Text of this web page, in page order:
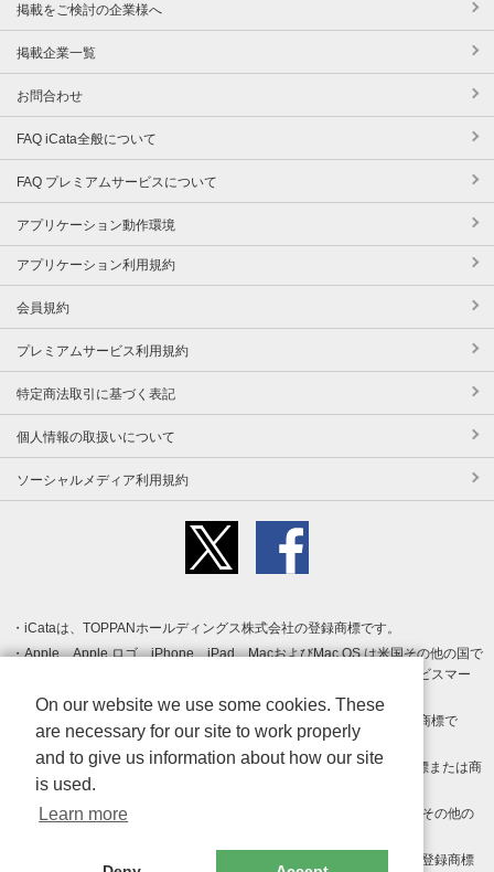
掲載をご検討の企業様へ
掲載企業一覧
お問合わせ
FAQ iCata全般について
FAQ プレミアムサービスについて
アプリケーション動作環境
アプリケーション利用規約
会員規約
プレミアムサービス利用規約
特定商法取引に基づく表記
個人情報の取扱いについて
ソーシャルメディア利用規約
iCataは、TOPPANホールディングス株式会社の登録商標です。
Apple、Apple ロゴ、iPhone、iPad、MacおよびMac OS は米国その他の国で
登録された Apple Inc. の商標です。App Store は Apple Inc. のサービスマー
クです。
Android、Google Play および Google Play ロゴ は Google LLC の商標で
す。
Windows は Microsoft Inc.の米国およびその他の国における登録商標または商
標です。
Adobe、Adobe Reader、Adobe PDF は、Adobe Inc.の米国およびその他の
その他、記載されている会社名、商品名、ロゴは各社の商標または登録商標
On our website we use some cookies. These
are necessary for our site to work properly
and to give us information about how our site
is used.
Learn more